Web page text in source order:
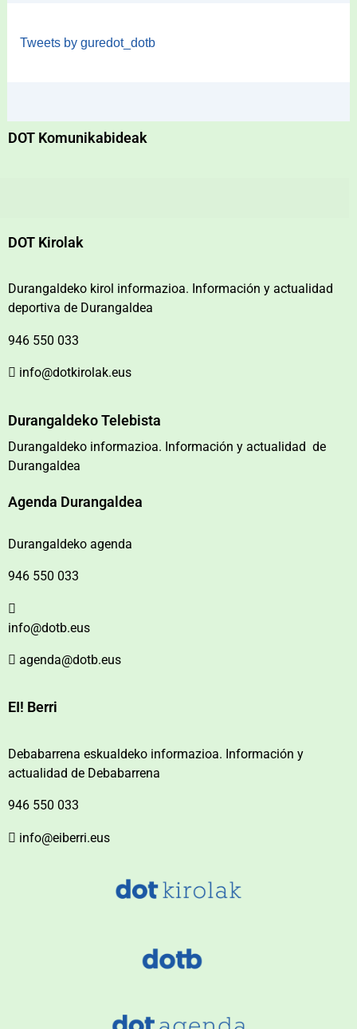
Tweets by guredot_dotb
DOT Komunikabideak
DOT Kirolak
Durangaldeko kirol informazioa. Información y actualidad
deportiva de Durangaldea
946 550 033
info@dotkirolak.eus
Durangaldeko Telebista
Durangaldeko informazioa. Información y actualidad de
Durangaldea
Agenda Durangaldea
Durangaldeko agenda
946 550 033
info@dotb.eus
agenda@dotb.eus
EI! Berri
Debabarrena eskualdeko informazioa. Información y
actualidad de Debabarrena
946 550 033
info@eiberri.eus